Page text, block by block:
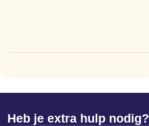
Heb je extra hulp nodig?